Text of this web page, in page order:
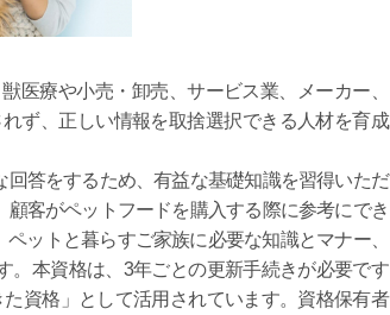
医療や小売・卸売、サービス業、メーカー、
ず、正しい情報を取捨選択できる人材を育成
答をするため、有益な基礎知識を習得いただ
客がペットフードを購入する際に参考にでき
ットと暮らすご家族に必要な知識とマナー、
。本資格は、3年ごとの更新手続きが必要です
資格」として活用されています。資格保有者